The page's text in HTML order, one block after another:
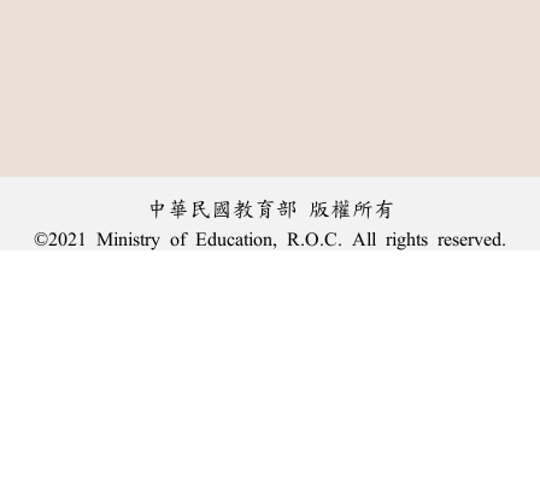
中華民國教育部 版權所有
©2021 Ministry of Education, R.O.C. All rights reserved.